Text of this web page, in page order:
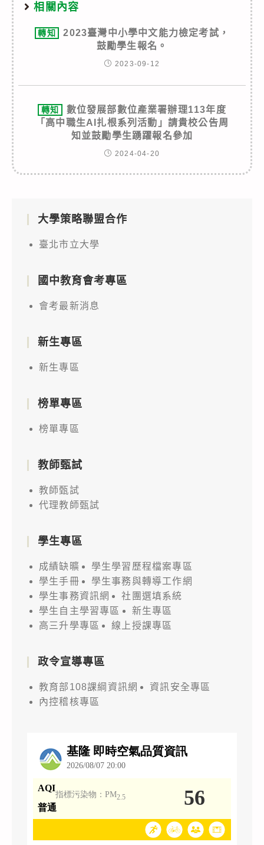
相關內容
轉知
2023臺灣中小學中文能力檢定考試，
鼓勵學生報名。
2023-09-12
轉知
數位發展部數位產業署辦理113年度
「高中職生AI扎根系列活動」請貴校公告周
知並鼓勵學生踴躍報名參加
2024-04-20
大學策略聯盟合作
臺北市立大學
國中教育會考專區
會考最新消息
新生專區
新生專區
榜單專區
榜單專區
教師甄試
教師甄試
代理教師甄試
學生專區
成績缺曠
學生學習歷程檔案專區
學生手冊
學生事務與轉導工作網
學生事務資訊網
社團選填系統
學生自主學習專區
新生專區
高三升學專區
線上授課專區
政令宣導專區
教育部108課綱資訊網
資訊安全專區
內控稽核專區